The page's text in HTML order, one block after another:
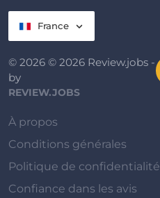
France
© 2026 © 2026 Review.jobs -
by
REVIEW.JOBS
À propos
Conditions générales
Politique de confidentialité
Confiance dans les avis